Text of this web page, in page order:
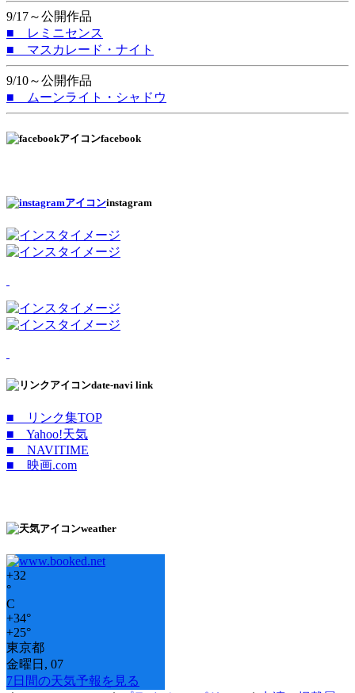
9/17～公開作品
■ レミニセンス
■ マスカレード・ナイト
9/10～公開作品
■ ムーンライト・シャドウ
facebook
instagram
date-navi link
■ リンク集TOP
■ Yahoo!天気
■ NAVITIME
■ 映画.com
weather
+32
°
C
+34°
+25°
東京都
金曜日, 07
7日間の天気予報を見る